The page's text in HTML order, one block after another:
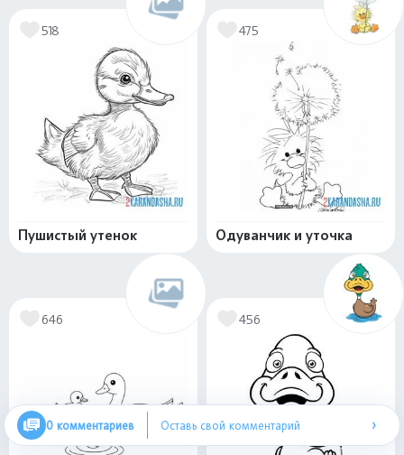
518
Пушистый утенок
475
Одуванчик и уточка
646 456
0 комментариев Оставь свой комментарий ›